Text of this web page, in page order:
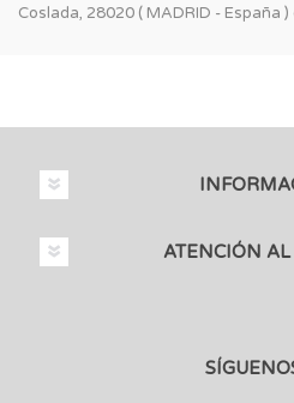
Coslada, 28020 ( MADRID - España
ATENCIÓN